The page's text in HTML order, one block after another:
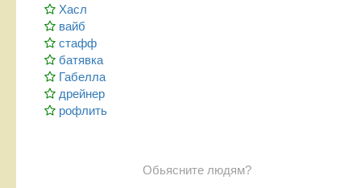
Хасл
вайб
стафф
батявка
Габелла
дрейнер
рофлить
Обьясните людям?